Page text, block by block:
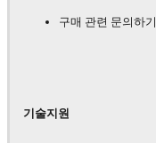
구매 관련 문의하기
기술지원